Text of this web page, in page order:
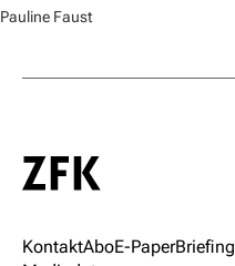
Pauline Faust
KontaktAboE-Paper